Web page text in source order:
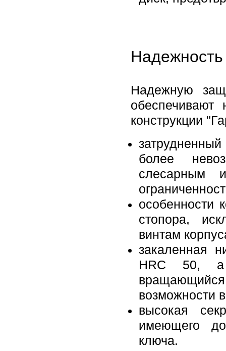
Надежную
обеспечивают
конструкции
более
слесарным
особенности
стопора,
винтам
закаленная
HRC 50, а
возможности
высокая
имеющего
ключа.